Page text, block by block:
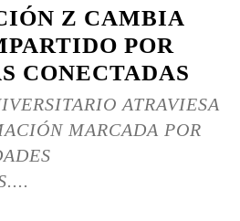
Z CAMBIA
POR
CONECTADAS
ATRAVIESA
MARCADA POR